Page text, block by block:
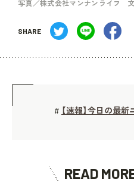
写真／株式会社マンナンライフ
SHARE
# 【速報】今日の最新
READ